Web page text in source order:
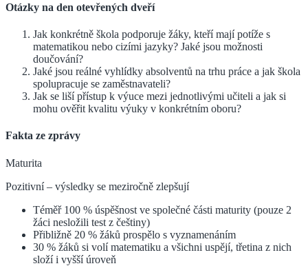
Otázky na den otevřených dveří
Jak konkrétně škola podporuje žáky, kteří mají potíže s
matematikou nebo cizími jazyky? Jaké jsou možnosti
doučování?
Jaké jsou reálné vyhlídky absolventů na trhu práce a jak škola
spolupracuje se zaměstnavateli?
Jak se liší přístup k výuce mezi jednotlivými učiteli a jak si
mohu ověřit kvalitu výuky v konkrétním oboru?
Fakta ze zprávy
Maturita
Pozitivní – výsledky se meziročně zlepšují
Téměř 100 % úspěšnost ve společné části maturity (pouze 2
žáci nesložili test z češtiny)
Přibližně 20 % žáků prospělo s vyznamenáním
30 % žáků si volí matematiku a všichni uspějí, třetina z nich
složí i vyšší úroveň